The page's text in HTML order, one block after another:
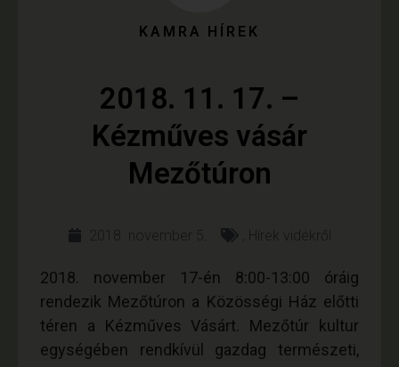
KAMRA HÍREK
2018. 11. 17. –
Kézműves vásár
Mezőtúron
2018. november 5. , Hírek vidékről
2018. november 17-én 8:00-13:00 óráig
rendezik Mezőtúron a Közösségi Ház előtti
téren a Kézműves Vásárt. Mezőtúr kultur
egységében rendkívül gazdag természeti,